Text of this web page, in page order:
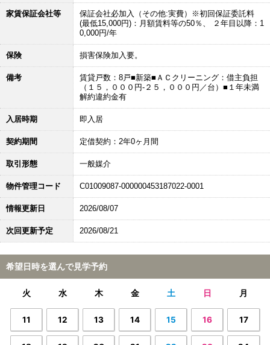
家賃保証会社等
保証会社必加入（その他:実費）※初回保証委託料
(最低15,000円)：月額賃料等の50％、 ２年目以降：1
0,000円/年
保険 損害保険加入要。
備考
賃貸戸数：8戸■新築■ＡＣクリーニング：借主負担
（１５，０００円‐２５，０００円／台）■１年未満
解約違約金有
入居時期 即入居
契約期間 定借契約：2年0ヶ月間
取引形態 一般媒介
物件管理コード C01009087-000000453187022-0001
情報更新日 2026/08/07
次回更新予定 2026/08/21
希望日時を選んで見学予約
火 水 木 金 土 日 月
11 12 13 14 15 16 17